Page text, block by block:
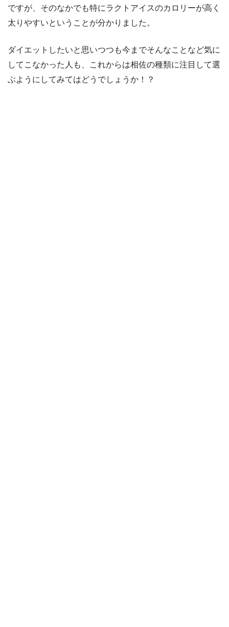
ですが、そのなかでも特にラクトアイスのカロリーが高く
太りやすいということが分かりました。
ダイエットしたいと思いつつも今までそんなことなど気に
してこなかった人も、これからは相佐の種類に注目して選
ぶようにしてみてはどうでしょうか！？